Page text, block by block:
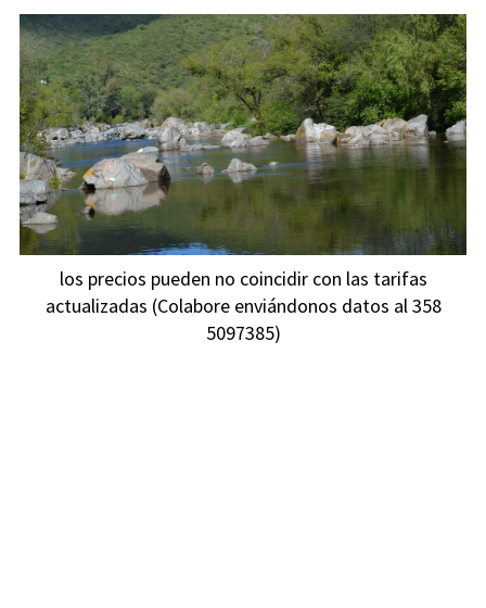
los precios pueden no coincidir con las tarifas
actualizadas (Colabore enviándonos datos al 358
5097385)